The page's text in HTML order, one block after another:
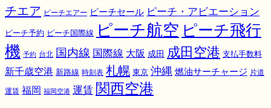
チエア ピーチエアー ピーチセール ピーチ・アビエーション
ピーチ予約 ピーチ国際線 ピーチ航空 ピーチ飛行
機 予約 台北 国内線 国際線 大阪 成田 成田空港 支払手数料
新千歳空港 新路線 時刻表 札幌 東京 沖縄 燃油サーチャージ 片道
運賃 福岡 福岡空港 運賃 関西空港